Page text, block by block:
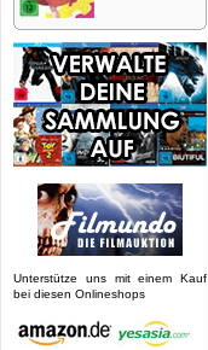
Unterstütze uns mit einem Kauf
bei diesen Onlineshops